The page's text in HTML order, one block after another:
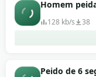
Homem
128 kb/s 38
Peido de 6